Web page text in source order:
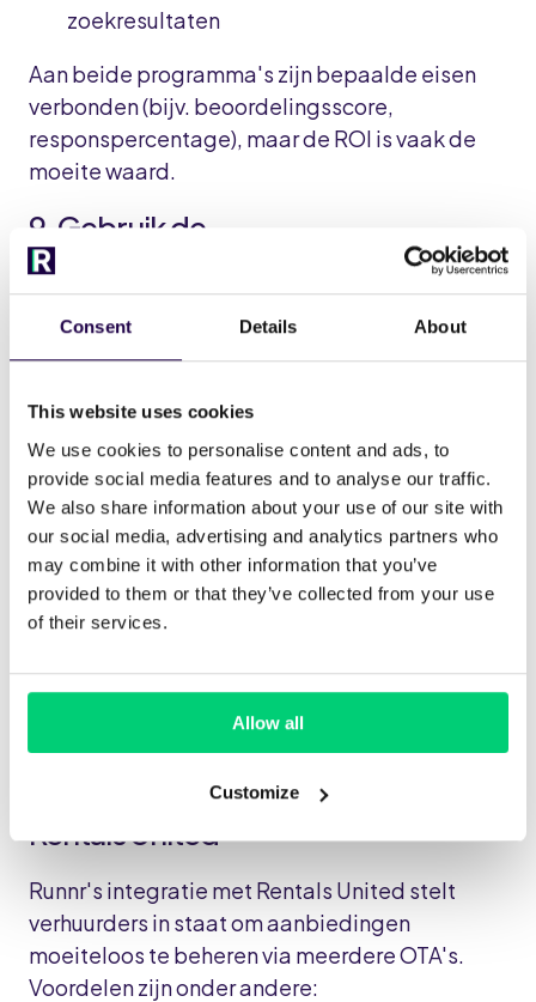
Consent Details About
This website uses cookies
We use cookies to personalise content and ads, to
provide social media features and to analyse our traffic.
We also share information about your use of our site with
our social media, advertising and analytics partners who
may combine it with other information that you’ve
provided to them or that they’ve collected from your use
of their services.
Allow all
Customize
zoekresultaten
Aan beide programma's zijn bepaalde eisen
verbonden (bijv. beoordelingsscore,
responspercentage), maar de ROI is vaak de
moeite waard.
9. Gebruik de
zichtbaarheidsversterker van
Booking.com (strategisch)
Met deze pay-per-click functie kunt u uw
tijdens:
Laagseizoen om boekingen te verhogen
Last-minute beschikbaarheid
Speciale feestdagen of lokale
evenementen
Combineer dit met de analyses van Runnr om
10. Stroomlijn alles met Runnr +
Rentals United
Runnr's integratie met Rentals United stelt
verhuurders in staat om aanbiedingen
moeiteloos te beheren via meerdere OTA's.
Voordelen zijn onder andere: